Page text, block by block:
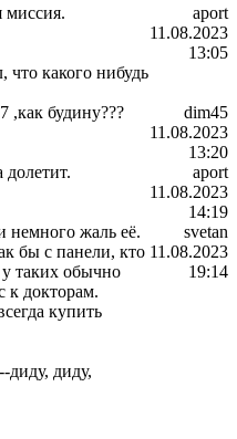
миссия.
какого нибудь
aport
11.08.2023
13:05
,как будину???
dim45
11.08.2023
13:20
долетит.
aport
11.08.2023
14:19
немного жаль её.
бы с панели, кто
у таких обычно
к докторам.
купить
диду, диду,
svetan
11.08.2023
19:14